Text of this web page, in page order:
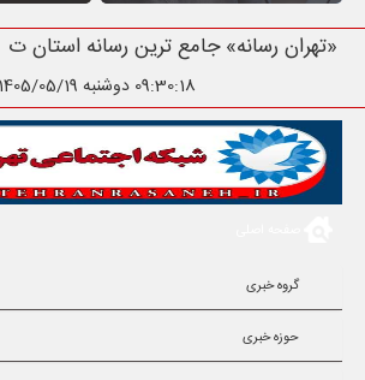
«تهران رسانه» جامع ترین رسانه استان تهران
09:30:19 دوشنبه 1405/05/19
گروه خبری
حوزه خبری